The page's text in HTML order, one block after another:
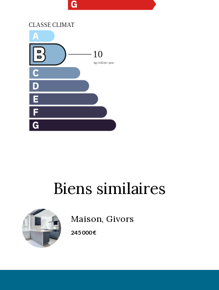
Biens similaires
Maison, Givors
245 000 €